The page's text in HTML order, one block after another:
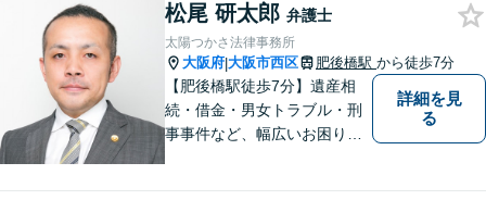
い！
松尾 研太郎 弁護士
太陽つかさ法律事務所
大阪府|大阪市西区 肥後橋駅 から徒歩7分
【肥後橋駅徒歩7分】遺産相
続・借金・男女トラブル・刑
事事件など、幅広いお困りご
詳細を見
る